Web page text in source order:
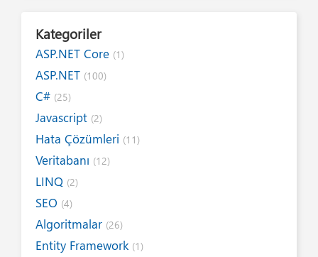
Kategoriler
ASP.NET Core (1)
ASP.NET (100)
C# (25)
Javascript (2)
Hata Çözümleri (11)
Veritabanı (12)
LINQ (2)
SEO (4)
Algoritmalar (26)
Entity Framework (1)